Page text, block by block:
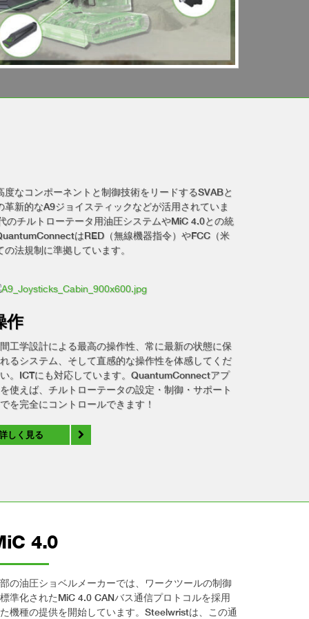
なコンポーネントと制御技術をリードするSVABと
新的なA9ジョイスティックなどが活用されていま
チルトローテータ用油圧システムやMiC 4.0との統
はRED（無線機器指令）やFCC（米
法規制に準拠しています。
作
工学設計による最高の操作性、常に最新の状態に保
るシステム、そして直感的な操作性を体感してくだ
。ICTにも対応しています。QuantumConnectアプ
使えば、チルトローテータの設定・制御・サポート
を完全にコントロールできます！
しく見る
4.0
の油圧ショベルメーカーでは、ワークツールの制御
準化されたMiC 4.0 CANバス通信プロトコルを採用
機種の提供を開始しています。Steelwristは、この通